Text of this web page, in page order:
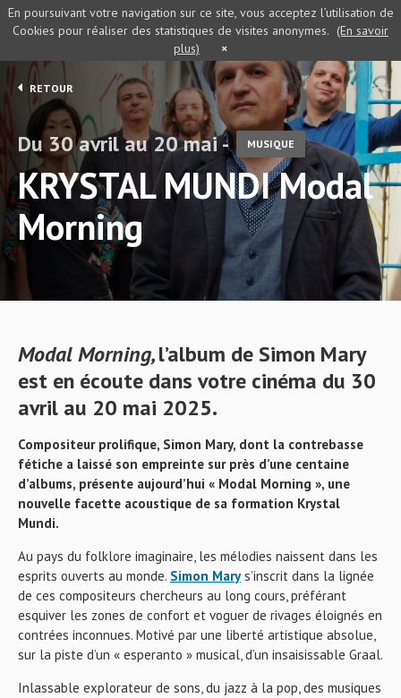
RETOUR
Du 30 avril au 20 mai - MUSIQUE
KRYSTAL MUNDI Modal
Morning
Modal Morning,l’album de Simon Mary
est en écoute dans votre cinéma du 30
avril au 20 mai 2025.
Compositeur prolifique, Simon Mary, dont la contrebasse
fétiche a laissé son empreinte sur près d’une centaine
d’albums, présente aujourd’hui « Modal Morning », une
nouvelle facette acoustique de sa formation Krystal
Mundi.
Au pays du folklore imaginaire, les mélodies naissent dans les
esprits ouverts au monde. Simon Marys’inscrit dans la lignée
de ces compositeurs chercheurs au long cours, préférant
esquiver les zones de confort et voguer de rivages éloignés en
contrées inconnues. Motivé par une liberté artistique absolue,
sur la piste d’un « esperanto » musical, d’un insaisissable Graal.
Inlassable explorateur de sons, du jazz à la pop, des musiques
En poursuivant votre navigation sur ce site, vous acceptez l’utilisation de
Cookies pour réaliser des statistiques de visites anonymes. (En savoir
plus)
×